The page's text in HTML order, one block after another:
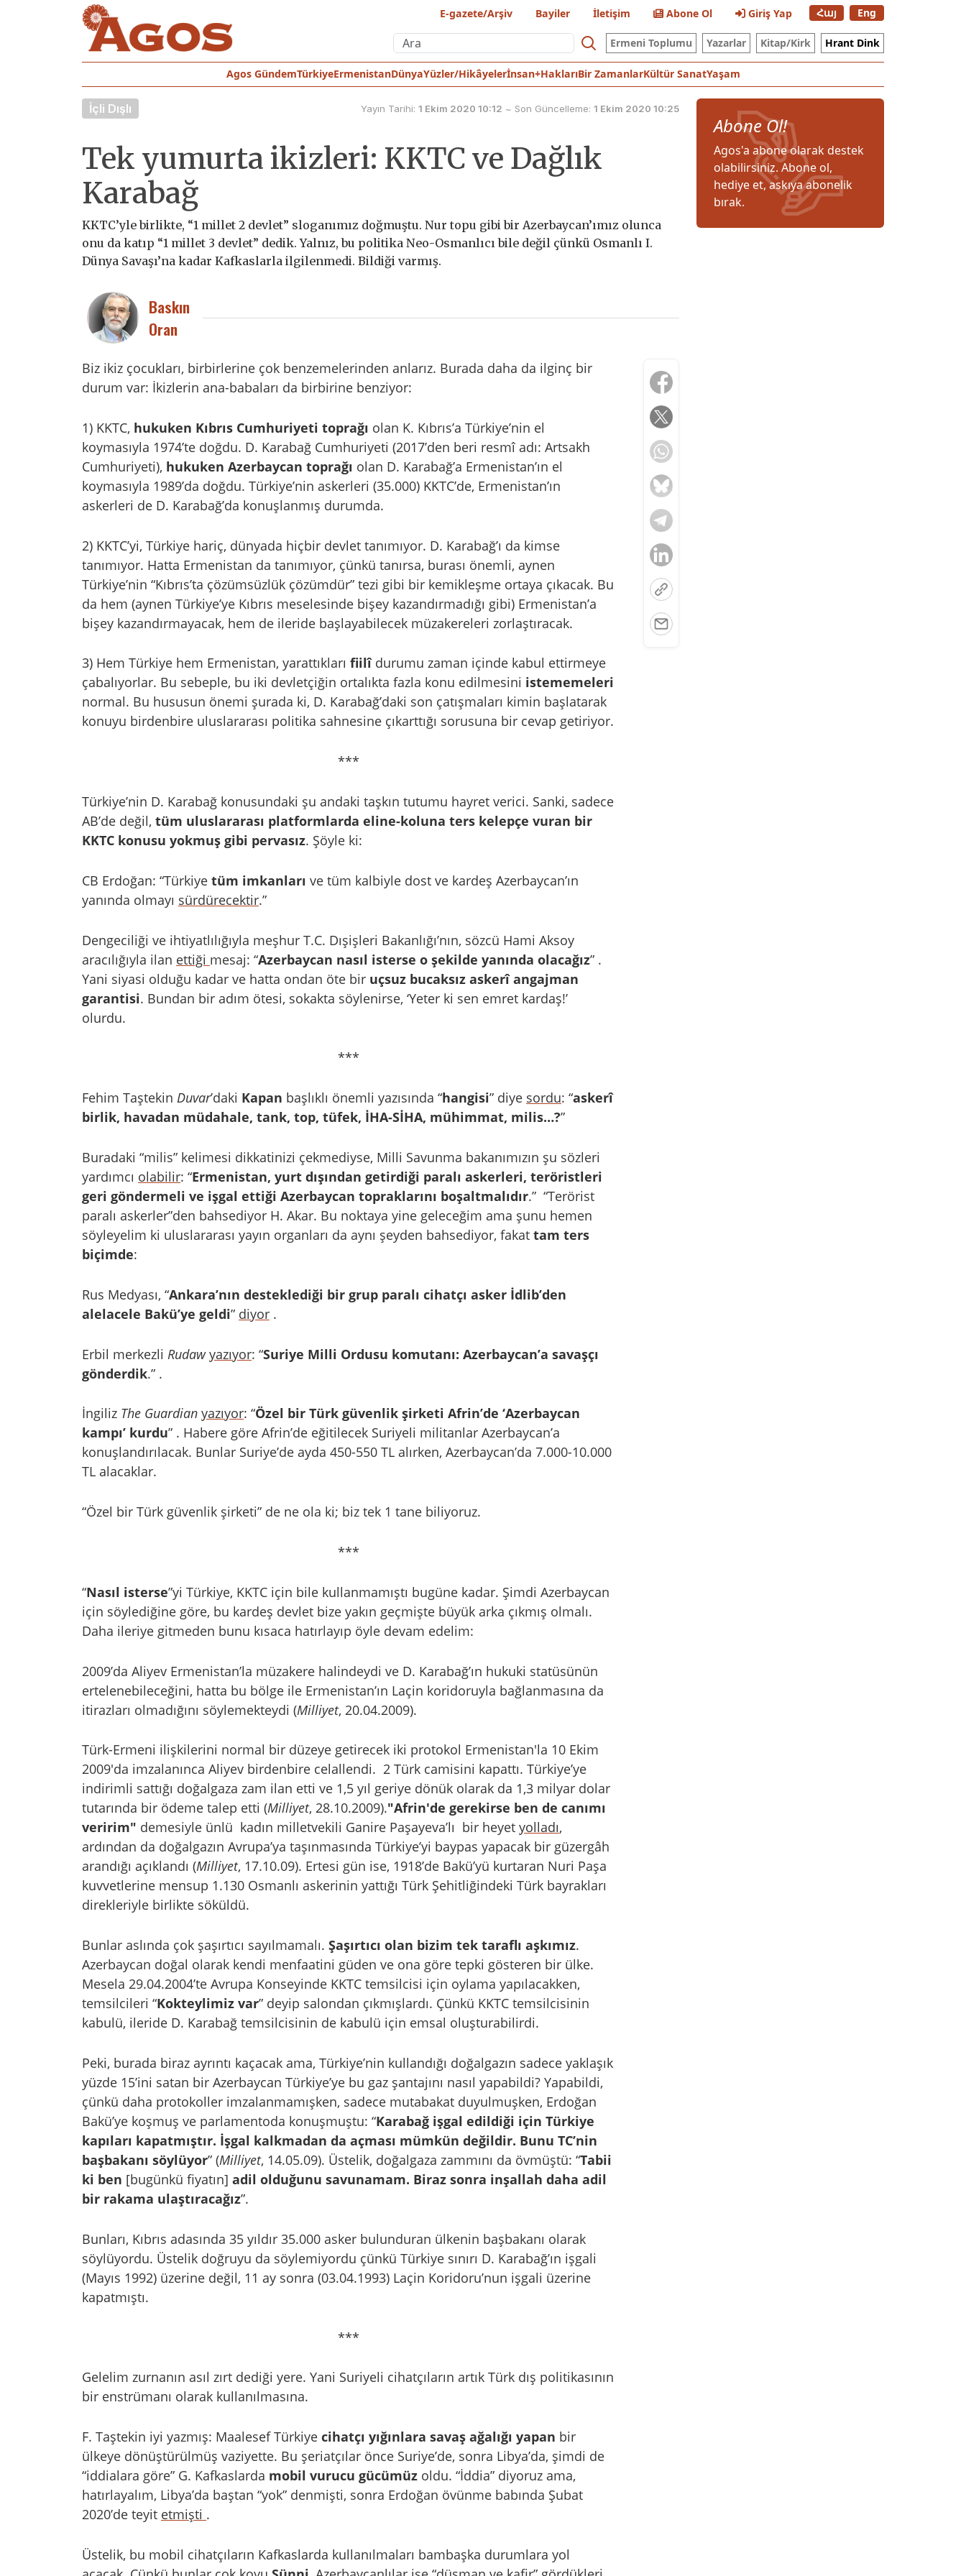
E-gazete/Arşiv Bayiler İletişim Abone Ol Giriş Yap Հայ Eng
Ermeni Toplumu Yazarlar Kitap/Kirk Hrant Dink
Agos GündemTürkiyeErmenistanDünyaYüzler/Hikâyelerİnsan+HaklarıBir ZamanlarKültür SanatYaşam
İçli Dışlı Yayın Tarihi: 1 Ekim 2020 10:12 ~ Son Güncelleme: 1 Ekim 2020 10:25
Tek yumurta ikizleri: KKTC ve Dağlık
Karabağ
KKTC’yle birlikte, “1 millet 2 devlet” sloganımız doğmuştu. Nur topu gibi bir Azerbaycan’ımız olunca
onu da katıp “1 millet 3 devlet” dedik. Yalnız, bu politika Neo-Osmanlıcı bile değil çünkü Osmanlı I.
Dünya Savaşı’na kadar Kafkaslarla ilgilenmedi. Bildiği varmış.
Baskın
Oran
Biz ikiz çocukları, birbirlerine çok benzemelerinden anlarız. Burada daha da ilginç bir
durum var: İkizlerin ana-babaları da birbirine benziyor:
1) KKTC, hukuken Kıbrıs Cumhuriyeti toprağı olan K. Kıbrıs’a Türkiye’nin el
koymasıyla 1974’te doğdu. D. Karabağ Cumhuriyeti (2017’den beri resmî adı: Artsakh
Cumhuriyeti), hukuken Azerbaycan toprağı olan D. Karabağ’a Ermenistan’ın el
koymasıyla 1989’da doğdu. Türkiye’nin askerleri (35.000) KKTC’de, Ermenistan’ın
askerleri de D. Karabağ’da konuşlanmış durumda.
2) KKTC’yi, Türkiye hariç, dünyada hiçbir devlet tanımıyor. D. Karabağ’ı da kimse
tanımıyor. Hatta Ermenistan da tanımıyor, çünkü tanırsa, burası önemli, aynen
Türkiye’nin “Kıbrıs’ta çözümsüzlük çözümdür” tezi gibi bir kemikleşme ortaya çıkacak. Bu
da hem (aynen Türkiye’ye Kıbrıs meselesinde bişey kazandırmadığı gibi) Ermenistan’a
bişey kazandırmayacak, hem de ileride başlayabilecek müzakereleri zorlaştıracak.
3) Hem Türkiye hem Ermenistan, yarattıkları fiilîdurumu zaman içinde kabul ettirmeye
çabalıyorlar. Bu sebeple, bu iki devletçiğin ortalıkta fazla konu edilmesini istememeleri
normal. Bu hususun önemi şurada ki, D. Karabağ’daki son çatışmaları kimin başlatarak
konuyu birdenbire uluslararası politika sahnesine çıkarttığı sorusuna bir cevap getiriyor.
***
Türkiye’nin D. Karabağ konusundaki şu andaki taşkın tutumu hayret verici. Sanki, sadece
AB’de değil, tüm uluslararası platformlarda eline-koluna ters kelepçe vuran bir
KKTC konusu yokmuş gibi pervasız. Şöyle ki:
CB Erdoğan: “Türkiye tüm imkanları ve tüm kalbiyle dost ve kardeş Azerbaycan’ın
yanında olmayı sürdürecektir.”
Dengeciliği ve ihtiyatlılığıyla meşhur T.C. Dışişleri Bakanlığı’nın, sözcü Hami Aksoy
aracılığıyla ilan ettiği mesaj: “Azerbaycan nasıl isterse o şekilde yanında olacağız” .
Yani siyasi olduğu kadar ve hatta ondan öte bir uçsuz bucaksız askerî angajman
garantisi. Bundan bir adım ötesi, sokakta söylenirse, ‘Yeter ki sen emret kardaş!’
olurdu.
***
Fehim Taştekin Duvar’daki Kapan başlıklı önemli yazısında “hangisi” diye sordu: “askerî
birlik, havadan müdahale, tank, top, tüfek, İHA-SİHA, mühimmat, milis…?”
Buradaki “milis” kelimesi dikkatinizi çekmediyse, Milli Savunma bakanımızın şu sözleri
yardımcı olabilir: “Ermenistan, yurt dışından getirdiği paralı askerleri, teröristleri
geri göndermeli ve işgal ettiği Azerbaycan topraklarını boşaltmalıdır.” “Terörist
paralı askerler”den bahsediyor H. Akar. Bu noktaya yine geleceğim ama şunu hemen
söyleyelim ki uluslararası yayın organları da aynı şeyden bahsediyor, fakat tam ters
biçimde:
Rus Medyası, “Ankara’nın desteklediği bir grup paralı cihatçı asker İdlib’den
alelacele Bakü’ye geldi” diyor .
Erbil merkezli Rudaw yazıyor: “Suriye Milli Ordusu komutanı: Azerbaycan’a savaşçı
gönderdik.” .
İngiliz The Guardian yazıyor: “Özel bir Türk güvenlik şirketi Afrin’de ‘Azerbaycan
kampı’ kurdu” . Habere göre Afrin’de eğitilecek Suriyeli militanlar Azerbaycan’a
konuşlandırılacak. Bunlar Suriye’de ayda 450-550 TL alırken, Azerbaycan’da 7.000-10.000
TL alacaklar.
“Özel bir Türk güvenlik şirketi” de ne ola ki; biz tek 1 tane biliyoruz.
***
“Nasıl isterse”yi Türkiye, KKTC için bile kullanmamıştı bugüne kadar. Şimdi Azerbaycan
için söylediğine göre, bu kardeş devlet bize yakın geçmişte büyük arka çıkmış olmalı.
Daha ileriye gitmeden bunu kısaca hatırlayıp öyle devam edelim:
2009’da Aliyev Ermenistan’la müzakere halindeydi ve D. Karabağ’ın hukuki statüsünün
ertelenebileceğini, hatta bu bölge ile Ermenistan’ın Laçin koridoruyla bağlanmasına da
itirazları olmadığını söylemekteydi (Milliyet, 20.04.2009).
Türk-Ermeni ilişkilerini normal bir düzeye getirecek iki protokol Ermenistan'la 10 Ekim
2009'da imzalanınca Aliyev birdenbire celallendi. 2 Türk camisini kapattı. Türkiye’ye
indirimli sattığı doğalgaza zam ilan etti ve 1,5 yıl geriye dönük olarak da 1,3 milyar dolar
tutarında bir ödeme talep etti (Milliyet, 28.10.2009)."Afrin'de gerekirse ben de canımı
veririm" demesiyle ünlü kadın milletvekili Ganire Paşayeva’lı bir heyet yolladı,
ardından da doğalgazın Avrupa’ya taşınmasında Türkiye’yi baypas yapacak bir güzergâh
arandığı açıklandı (Milliyet, 17.10.09). Ertesi gün ise, 1918’de Bakü’yü kurtaran Nuri Paşa
kuvvetlerine mensup 1.130 Osmanlı askerinin yattığı Türk Şehitliğindeki Türk bayrakları
direkleriyle birlikte söküldü.
Bunlar aslında çok şaşırtıcı sayılmamalı. Şaşırtıcı olan bizim tek taraflı aşkımız.
Azerbaycan doğal olarak kendi menfaatini güden ve ona göre tepki gösteren bir ülke.
Mesela 29.04.2004’te Avrupa Konseyinde KKTC temsilcisi için oylama yapılacakken,
temsilcileri “Kokteylimiz var” deyip salondan çıkmışlardı. Çünkü KKTC temsilcisinin
kabulü, ileride D. Karabağ temsilcisinin de kabulü için emsal oluşturabilirdi.
Peki, burada biraz ayrıntı kaçacak ama, Türkiye’nin kullandığı doğalgazın sadece yaklaşık
yüzde 15’ini satan bir Azerbaycan Türkiye’ye bu gaz şantajını nasıl yapabildi? Yapabildi,
çünkü daha protokoller imzalanmamışken, sadece mutabakat duyulmuşken, Erdoğan
Bakü’ye koşmuş ve parlamentoda konuşmuştu: “Karabağ işgal edildiği için Türkiye
kapıları kapatmıştır. İşgal kalkmadan da açması mümkün değildir. Bunu TC’nin
başbakanı söylüyor” (Milliyet, 14.05.09). Üstelik, doğalgaza zammını da övmüştü: “Tabii
ki ben [bugünkü fiyatın] adil olduğunu savunamam. Biraz sonra inşallah daha adil
bir rakama ulaştıracağız”.
Bunları, Kıbrıs adasında 35 yıldır 35.000 asker bulunduran ülkenin başbakanı olarak
söylüyordu. Üstelik doğruyu da söylemiyordu çünkü Türkiye sınırı D. Karabağ’ın işgali
(Mayıs 1992) üzerine değil, 11 ay sonra (03.04.1993) Laçin Koridoru’nun işgali üzerine
kapatmıştı.
***
Gelelim zurnanın asıl zırt dediği yere. Yani Suriyeli cihatçıların artık Türk dış politikasının
bir enstrümanı olarak kullanılmasına.
F. Taştekin iyi yazmış: Maalesef Türkiye cihatçı yığınlara savaş ağalığı yapan bir
ülkeye dönüştürülmüş vaziyette. Bu şeriatçılar önce Suriye’de, sonra Libya’da, şimdi de
“iddialara göre” G. Kafkaslarda mobil vurucu gücümüz oldu. “İddia” diyoruz ama,
hatırlayalım, Libya’da baştan “yok” denmişti, sonra Erdoğan övünme babında Şubat
2020’de teyit etmişti .
Üstelik, bu mobil cihatçıların Kafkaslarda kullanılmaları bambaşka durumlara yol
Abone Ol!
Agos'a abone olarak destek
olabilirsiniz. Abone ol,
hediye et, askıya abonelik
bırak.